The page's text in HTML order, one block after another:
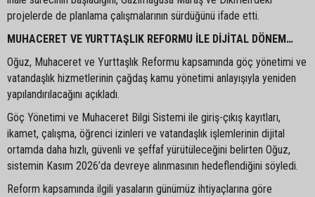
projelerde de planlama çalışmalarının sürdüğünü ifade etti.
MUHACERET VE YURTTAŞLIK REFORMU İLE DİJİTAL DÖNEM…
Oğuz, Muhaceret ve Yurttaşlık Reformu kapsamında göç yönetimi ve
vatandaşlık hizmetlerinin çağdaş kamu yönetimi anlayışıyla yeniden
yapılandırılacağını açıkladı.
Göç Yönetimi ve Muhaceret Bilgi Sistemi ile giriş-çıkış kayıtları,
ikamet, çalışma, öğrenci izinleri ve vatandaşlık işlemlerinin dijital
ortamda daha hızlı, güvenli ve şeffaf yürütüleceğini belirten Oğuz,
sistemin Kasım 2026’da devreye alınmasının hedeflendiğini söyledi.
Reform kapsamında ilgili yasaların günümüz ihtiyaçlarına göre